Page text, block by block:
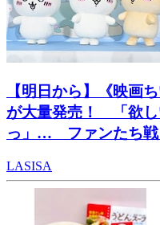
【明日から】《映画
が大量発売！ 「欲し
っ」… ファンたち戦
LASISA